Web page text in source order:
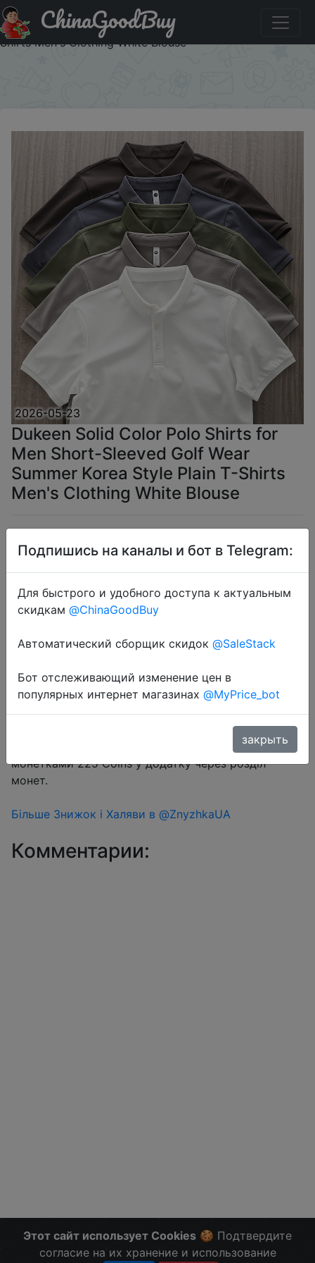
Купить по скидке: Dukeen Solid Color Polo Shirts for Men
Short-Sleeved Golf Wear Summer Korea Style Plain T-
Shirts Men's Clothing White Blouse
ChinaGoodBuy
2026-05-23
Dukeen Solid Color Polo Shirts for
Men Short-Sleeved Golf Wear
Summer Korea Style Plain T-Shirts
Men's Clothing White Blouse
$12.87
Coins
Перейти в магазин
Купон продавця $1.03 на сторінці товару + знижка
монетками 225 Coins у додатку через розділ
монет.
Більше Знижок і Халяви в @ZnyzhkaUA
Комментарии:
Этот сайт использует Cookies 🍪 Подтвердите
согласие на их хранение и использование
Подпишись на каналы и бот в Telegram:
Для быстрого и удобного доступа к актуальным
скидкам @ChinaGoodBuy
Автоматический сборщик скидок @SaleStack
Бот отслеживающий изменение цен в
популярных интернет магазинах @MyPrice_bot
закрыть